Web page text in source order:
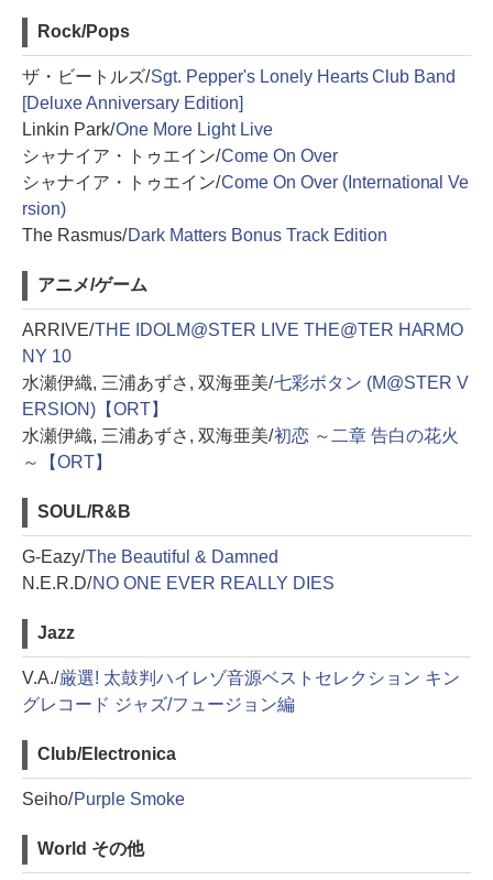
Rock/Pops
ザ・ビートルズ/Sgt. Pepper's Lonely Hearts Club Band
[Deluxe Anniversary Edition]
Linkin Park/One More Light Live
シャナイア・トゥエイン/Come On Over
シャナイア・トゥエイン/Come On Over (International Ve
rsion)
The Rasmus/Dark Matters Bonus Track Edition
アニメ/ゲーム
ARRIVE/THE IDOLM@STER LIVE THE@TER HARMO
NY 10
水瀬伊織, 三浦あずさ, 双海亜美/七彩ボタン (M@STER V
ERSION)【ORT】
水瀬伊織, 三浦あずさ, 双海亜美/初恋 ～二章 告白の花火
～【ORT】
SOUL/R&B
G-Eazy/The Beautiful & Damned
N.E.R.D/NO ONE EVER REALLY DIES
Jazz
V.A./厳選! 太鼓判ハイレゾ音源ベストセレクション キン
グレコード ジャズ/フュージョン編
Club/Electronica
Seiho/Purple Smoke
World その他